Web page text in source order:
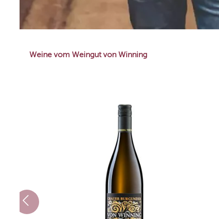
Bouchard Père et Fils
Azienda Agricola Madonna delle
Casa Defrà
Weine vom Weingut von Winning